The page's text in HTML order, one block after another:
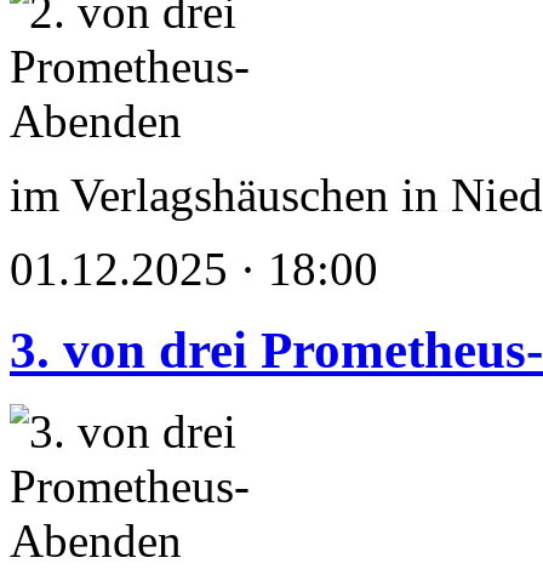
im Verlagshäuschen in
01.12.2025 · 18:00
3. von drei